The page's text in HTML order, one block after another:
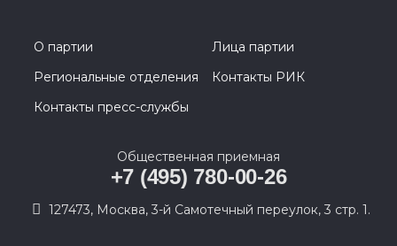
О партии
Лица партии
Региональные отделения
Контакты РИК
Контакты пресс-службы
Общественная приемная
+7 (495) 780-00-26
127473, Москва, 3-й Самотечный переулок, 3 стр. 1.